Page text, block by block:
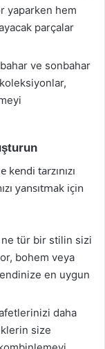
yaparken hem
parçalar
bahar ve sonbahar
tarzınızı
yansıtmak için
ne tür bir stilin sizi
bohem veya
en uygun
daha
size